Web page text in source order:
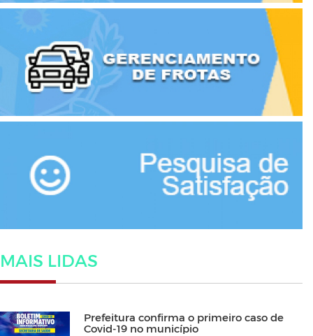
MAIS LIDAS
Prefeitura confirma o primeiro caso de
Covid-19 no município